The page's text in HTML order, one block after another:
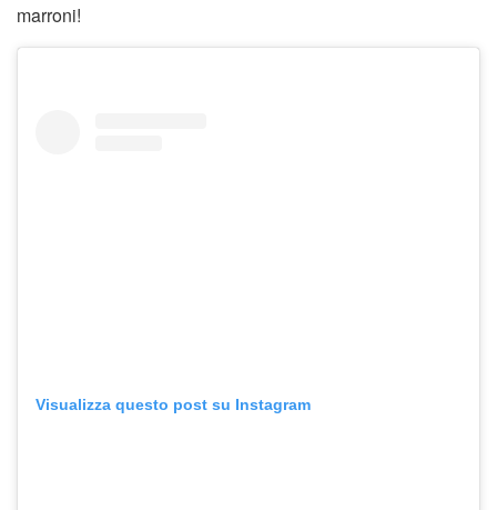
marroni!
Visualizza questo post su Instagram